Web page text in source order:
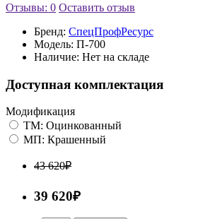
Отзывы: 0 Оставить отзыв
Бренд: СпецПрофРесурс
Модель: П-700
Наличие: Нет на складе
Доступная комплектация
Модификация
ТМ: Оцинкованный
МП: Крашенный
43 620₽
39 620₽